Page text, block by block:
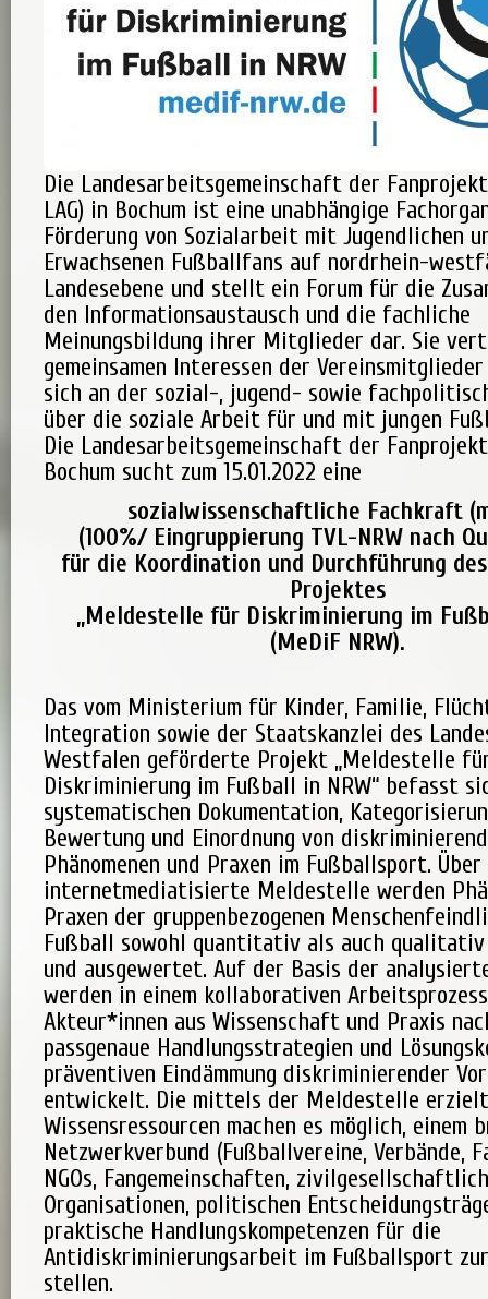
Die Landesarbeitsgemeinschaft der
LAG) in Bochum ist eine unabhängige
Förderung von Sozialarbeit mit Jugendlichen
Erwachsenen Fußballfans auf nordrhein-
Landesebene und stellt ein Forum für die
den Informationsaustausch und die fachliche
Meinungsbildung ihrer Mitglieder dar. Sie
gemeinsamen Interessen der
sich an der sozial-, jugend- sowie
über die soziale Arbeit für und mit jungen
Die Landesarbeitsgemeinschaft der
Bochum sucht zum 15.01.2022 eine
sozialwissenschaftliche Fachkraft
(100%/ Eingruppierung TVL-NRW nach
für die Koordination und Durchführung
Projektes
„Meldestelle für Diskriminierung im
(MeDiF NRW).
Das vom Ministerium für Kinder, Familie,
Integration sowie der Staatskanzlei des
Westfalen geförderte Projekt „Meldestelle
Diskriminierung im Fußball in NRW“ befasst
systematischen Dokumentation,
Bewertung und Einordnung von
Phänomenen und Praxen im Fußballsport.
internetmediatisierte Meldestelle werden
Praxen der gruppenbezogenen
Fußball sowohl quantitativ als auch qualitativ
und ausgewertet. Auf der Basis der
werden in einem kollaborativen
Akteur*innen aus Wissenschaft und Praxis
passgenaue Handlungsstrategien und
präventiven Eindämmung diskriminierender
entwickelt. Die mittels der Meldestelle
Wissensressourcen machen es möglich, einem
Netzwerkverbund (Fußballvereine, Verbände,
NGOs, Fangemeinschaften,
Organisationen, politischen
praktische Handlungskompetenzen für die
Antidiskriminierungsarbeit im Fußballsport
stellen.